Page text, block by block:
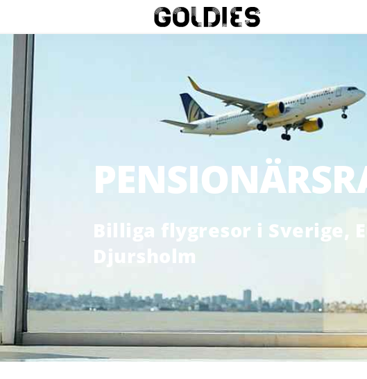
Billiga flygresor i Sverige,
Djursholm